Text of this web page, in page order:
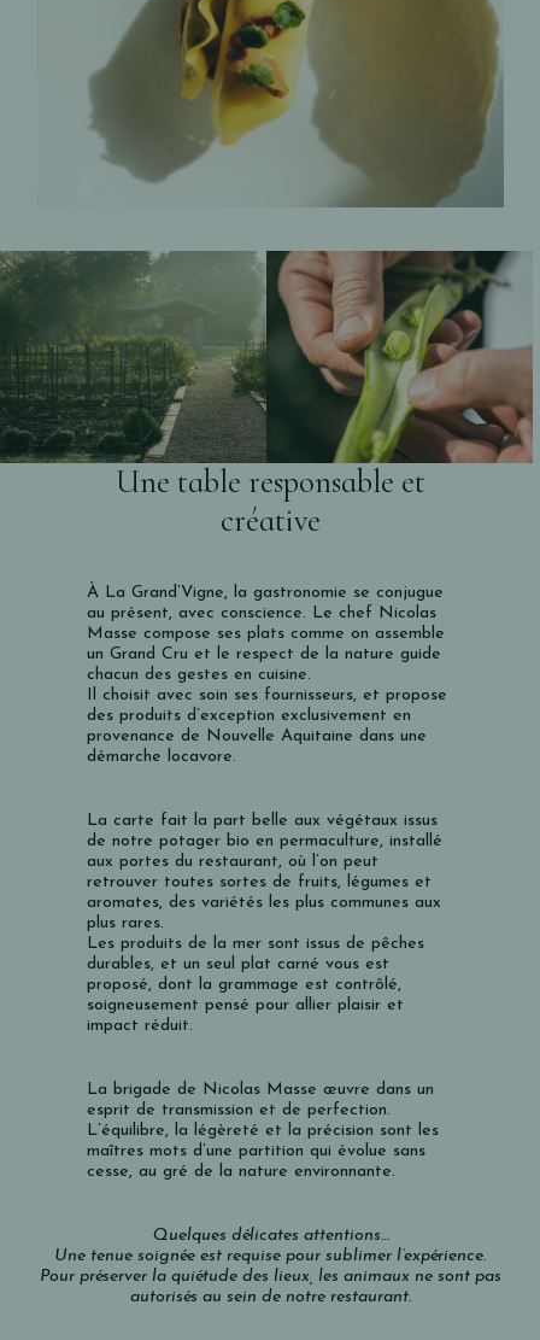
Une table responsable et
créative
À La Grand’Vigne, la gastronomie se conjugue
au présent, avec conscience. Le chef Nicolas
Masse compose ses plats comme on assemble
un Grand Cru et le respect de la nature guide
chacun des gestes en cuisine.
Il choisit avec soin ses fournisseurs, et propose
des produits d’exception exclusivement en
provenance de Nouvelle Aquitaine dans une
démarche locavore.
La carte fait la part belle aux végétaux issus
de notre potager bio en permaculture, installé
aux portes du restaurant, où l’on peut
retrouver toutes sortes de fruits, légumes et
aromates, des variétés les plus communes aux
plus rares.
Les produits de la mer sont issus de pêches
durables, et un seul plat carné vous est
proposé, dont la grammage est contrôlé,
soigneusement pensé pour allier plaisir et
impact réduit.
La brigade de Nicolas Masse œuvre dans un
esprit de transmission et de perfection.
L’équilibre, la légèreté et la précision sont les
maîtres mots d’une partition qui évolue sans
cesse, au gré de la nature environnante.
Quelques délicates attentions…
Une tenue soignée est requise pour sublimer l’expérience.
Pour préserver la quiétude des lieux, les animaux ne sont pas
autorisés au sein de notre restaurant.